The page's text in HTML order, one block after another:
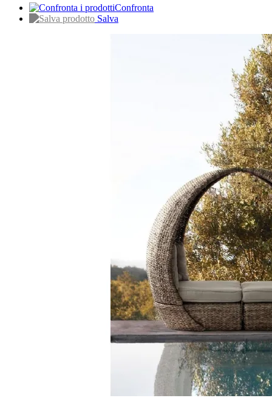
Confronta
Salva